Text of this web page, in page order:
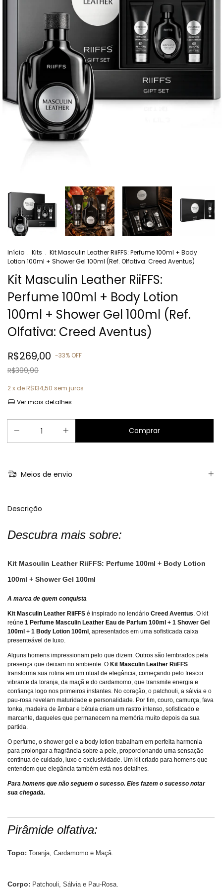
Início . Kits . Kit Masculin Leather RiiFFS: Perfume 100ml + Body
Lotion 100ml + Shower Gel 100ml (Ref. Olfativa: Creed Aventus)
Kit Masculin Leather RiiFFS:
Perfume 100ml + Body Lotion
100ml + Shower Gel 100ml (Ref.
Olfativa: Creed Aventus)
R$269,00 -33% OFF
R$399,90
2x de R$134,50 sem juros
Ver mais detalhes
Meios de envio
Descrição
Descubra mais sobre:
Kit Masculin Leather RiiFFS: Perfume 100ml + Body Lotion
100ml + Shower Gel 100ml
A marca de quem conquista
Kit Masculin Leather RiiFFS é inspirado no lendário Creed Aventus. O kit
reúne 1 Perfume Masculin Leather Eau de Parfum 100ml + 1 Shower Gel
100ml + 1 Body Lotion 100ml , apresentados em uma sofisticada caixa
presenteável de luxo.
Alguns homens impressionam pelo que dizem. Outros são lembrados pela
presença que deixam no ambiente. O Kit Masculin Leather RiiFFS
transforma sua rotina em um ritual de elegância, começando pelo frescor
vibrante da toranja, da maçã e do cardamomo, que transmite energia e
confiança logo nos primeiros instantes. No coração, o patchouli, a sálvia e o
pau-rosa revelam maturidade e personalidade. Por fim, couro, camurça, fava
tonka, madeira de âmbar e bétula criam um rastro intenso, sofisticado e
marcante, daqueles que permanecem na memória muito depois da sua
partida.
O perfume, o shower gel e a body lotion trabalham em perfeita harmonia
para prolongar a fragrância sobre a pele, proporcionando uma sensação
contínua de cuidado, luxo e exclusividade. Um kit criado para homens que
entendem que elegância também está nos detalhes.
Para homens que não seguem o sucesso. Eles fazem o sucesso notar
sua chegada.
Pirâmide olfativa:
Topo: Toranja, Cardamomo e Maçã.
Corpo: Patchouli, Sálvia e Pau-Rosa.